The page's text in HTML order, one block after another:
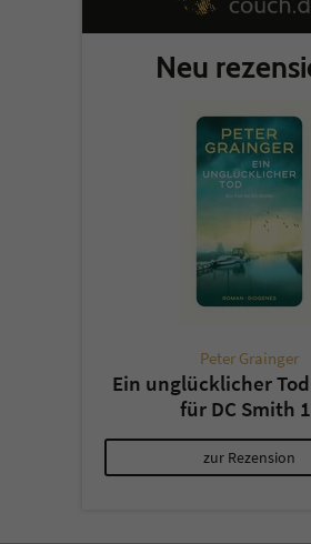
Neu
Peter Grainger
Ein unglücklicher
für DC Smith
zur Rezension